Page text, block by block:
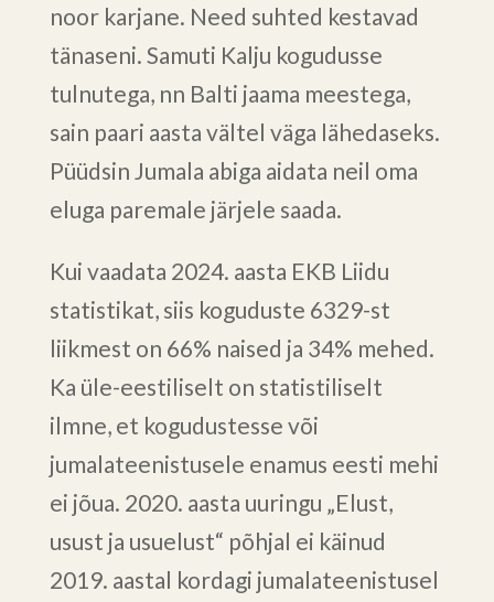
noor karjane. Need suhted kestavad
tänaseni. Samuti Kalju kogudusse
tulnutega, nn Balti jaama meestega,
sain paari aasta vältel väga lähedaseks.
Püüdsin Jumala abiga aidata neil oma
eluga paremale järjele saada.
Kui vaadata 2024. aasta EKB Liidu
statistikat, siis koguduste 6329-st
liikmest on 66% naised ja 34% mehed.
Ka üle-eestiliselt on statistiliselt
ilmne, et kogudustesse või
jumalateenistusele enamus eesti mehi
ei jõua. 2020. aasta uuringu „Elust,
usust ja usuelust“ põhjal ei käinud
2019. aastal kordagi jumalateenistusel